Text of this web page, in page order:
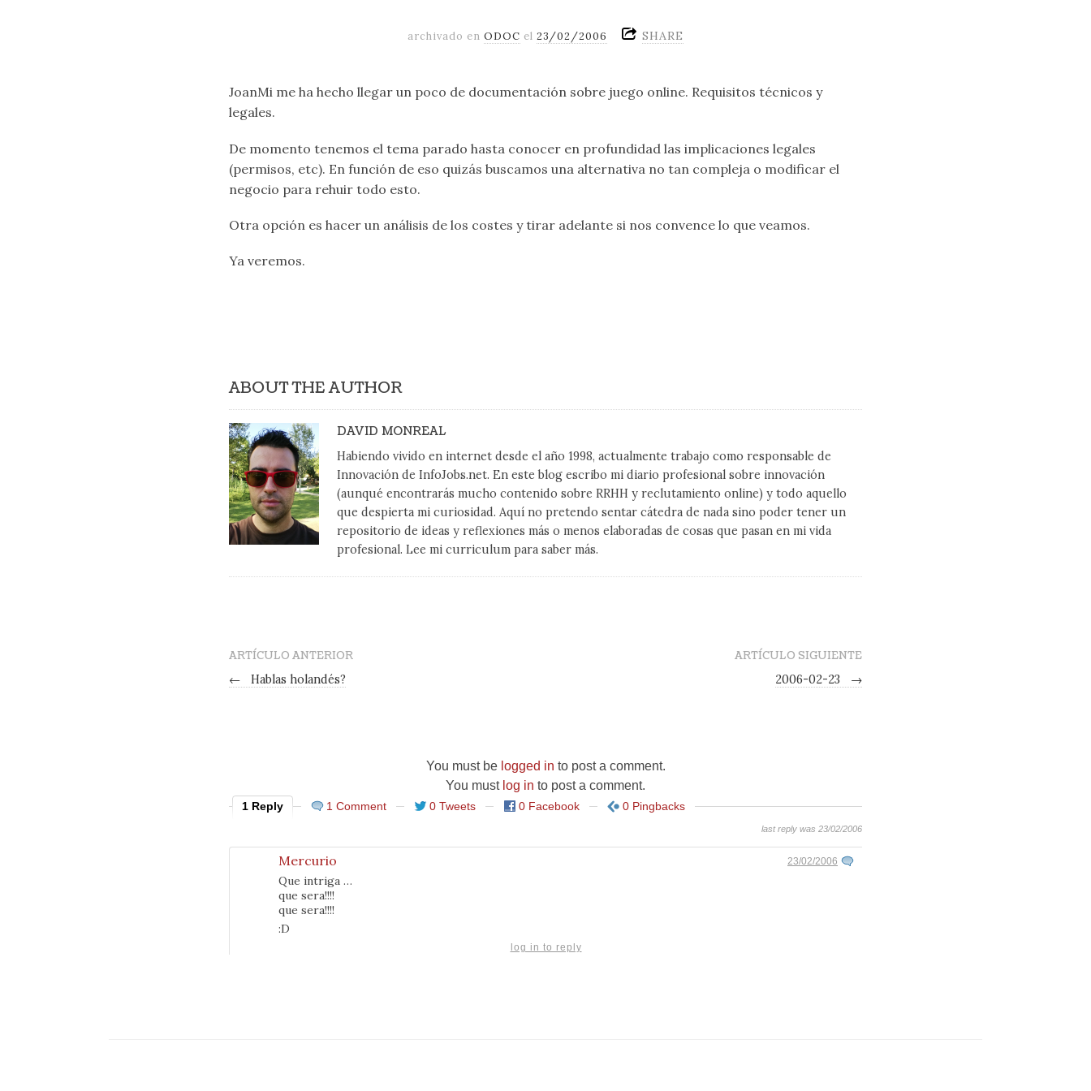
archivado enODOC el23/02/2006 SHARE
JoanMi me ha hecho llegar un poco de documentación sobre juego online. Requisitos técnicos y
legales.
De momento tenemos el tema parado hasta conocer en profundidad las implicaciones legales
(permisos, etc). En función de eso quizás buscamos una alternativa no tan compleja o modificar el
negocio para rehuir todo esto.
Otra opción es hacer un análisis de los costes y tirar adelante si nos convence lo que veamos.
Ya veremos.
ABOUT THE AUTHOR
DAVID MONREAL
Habiendo vivido en internet desde el año 1998, actualmente trabajo como responsable de
Innovación de InfoJobs.net. En este blog escribo mi diario profesional sobre innovación
(aunqué encontrarás mucho contenido sobre RRHH y reclutamiento online) y todo aquello
que despierta mi curiosidad. Aquí no pretendo sentar cátedra de nada sino poder tener un
repositorio de ideas y reflexiones más o menos elaboradas de cosas que pasan en mi vida
profesional. Lee mi curriculum para saber más.
ARTÍCULO ANTERIOR
←
Hablas holandés?
ARTÍCULO SIGUIENTE
2006-02-23
→
You must be logged in to post a comment.
You must log in to post a comment.
1 Reply 1 Comment 0 Tweets 0 Facebook 0 Pingbacks
last reply was 23/02/2006
Mercurio 23/02/2006
Que intriga …
que sera!!!!
que sera!!!!
:D
log in to reply